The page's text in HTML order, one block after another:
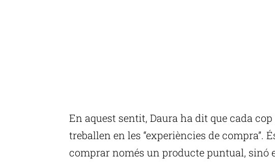
En aquest sentit, Daura ha dit que cada
treballen en les “experiències de compra”.
comprar només un producte puntual, sinó